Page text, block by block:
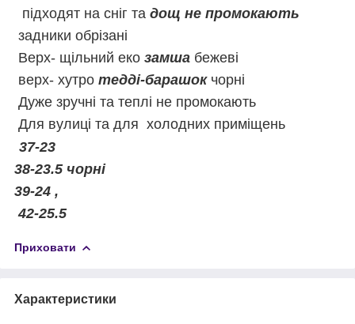
підходят на сніг та дощ не промокають
задники обрізані
Верх- щільний еко замша бежеві
верх- хутро тедді-барашокчорні
Дуже зручні та теплі не промокають
Для вулиці та для холодних приміщень
37-23
38-23.5 чорні
39-24 ,
42-25.5
Приховати
Характеристики